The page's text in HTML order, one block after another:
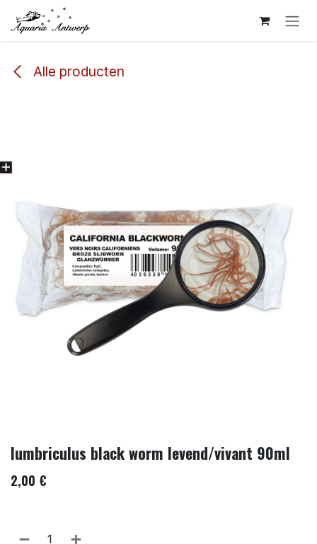
Overslaan naar inhoud
Alle producten
lumbriculus black worm levend/vivant 90ml
2,00 €